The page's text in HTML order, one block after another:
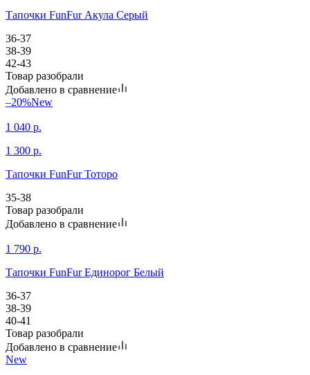
Тапочки FunFur Акула Серый
36-37
38-39
42-43
Товар разобрали
Добавлено в сравнение
–20%New
1 040 р.
1 300 р.
Тапочки FunFur Тоторо
35-38
Товар разобрали
Добавлено в сравнение
1 790 р.
Тапочки FunFur Единорог Белый
36-37
38-39
40-41
Товар разобрали
Добавлено в сравнение
New